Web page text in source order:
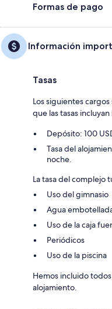
Formas de pago
Información
Tasas
Los siguientes
que las tasas
Depósito: 100
Tasa del
noche.
La tasa del complejo
Uso del gimnasio
Agua
Uso de la caja
Periódicos
Uso de la piscina
Hemos incluido
alojamiento.